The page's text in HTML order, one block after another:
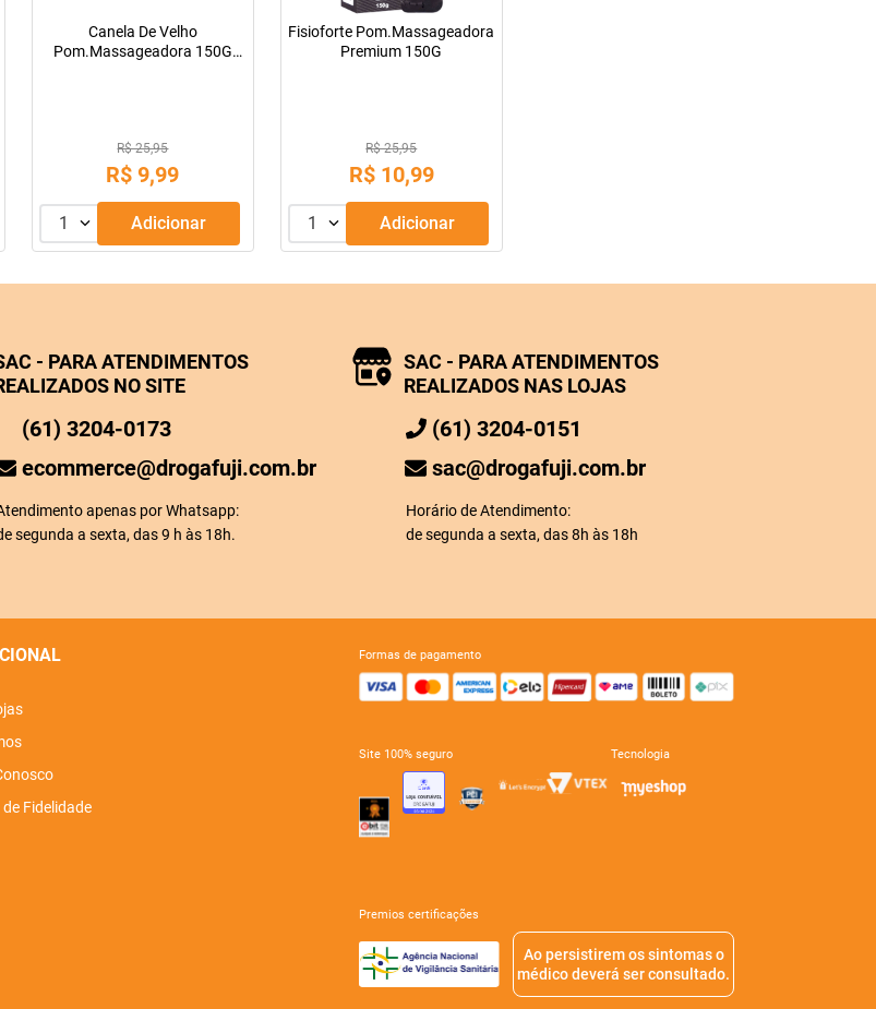
Canela De Velho
Pom.Massageadora 150G
R$ 25,95
R$ 9,99
1 Adicionar
Fisioforte Pom.Massageadora
Premium 150G
R$ 25,95
R$ 10,99
1 Adicionar
- PARA ATENDIMENTOS
NO SITE
(61) 3204-0173
ecommerce@drogafuji.com.br
apenas por Whatsapp:
segunda a sexta, das 9 h às 18h.
SAC - PARA ATENDIMENTOS
REALIZADOS NAS LOJAS
(61) 3204-0151
sac@drogafuji.com.br
Horário de Atendimento:
de segunda a sexta, das 8h às 18h
Fidelidade
formas de pagamento
site 100% seguro tecnologia
premios certificações
Ao persistirem os sintomas o
médico deverá ser consultado.